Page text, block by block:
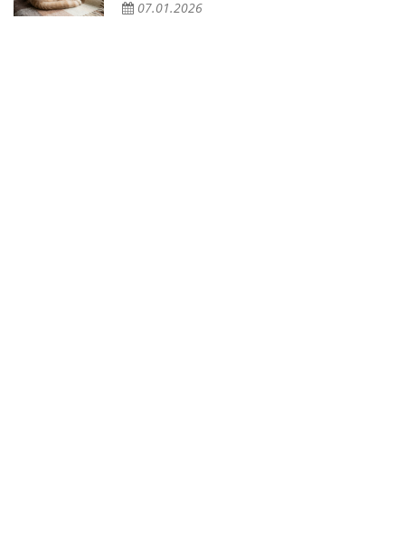
07.01.2026